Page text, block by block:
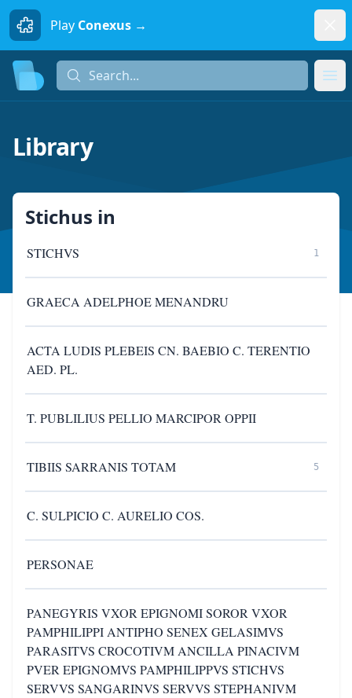
Play Conexus →
Search...
Library
Stichus in
STICHVS 1
GRAECA ADELPHOE MENANDRU
ACTA LUDIS PLEBEIS CN. BAEBIO C. TERENTIO
AED. PL.
T. PUBLILIUS PELLIO MARCIPOR OPPII
TIBIIS SARRANIS TOTAM 5
C. SULPICIO C. AURELIO COS.
PERSONAE
PANEGYRIS VXOR EPIGNOMI SOROR VXOR
PAMPHILIPPI ANTIPHO SENEX GELASIMVS
PARASITVS CROCOTIVM ANCILLA PINACIVM
PVER EPIGNOMVS PAMPHILIPPVS STICHVS
SERVVS SANGARINVS SERVVS STEPHANIVM